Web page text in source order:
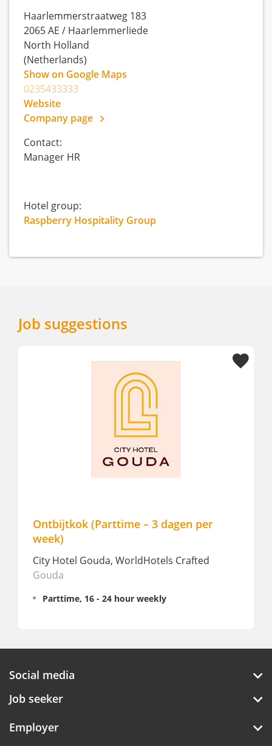
Haarlemmerstraatweg 183
2065 AE / Haarlemmerliede
North Holland
(Netherlands)
Show on Google Maps
0235433333
Website
Company page
Contact:
Manager HR
Hotel group:
Raspberry Hospitality Group
Job suggestions
Ontbijtkok (Parttime – 3 dagen per
week)
City Hotel Gouda, WorldHotels Crafted
Gouda
Parttime, 16 - 24 hour weekly
Social media
Job seeker
Employer